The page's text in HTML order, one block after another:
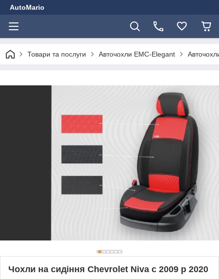
AutoMario
Товари та послуги Авточохли EMC-Elegant
Чохли на сидіння Chevrolet Niva c 2009 р 2020